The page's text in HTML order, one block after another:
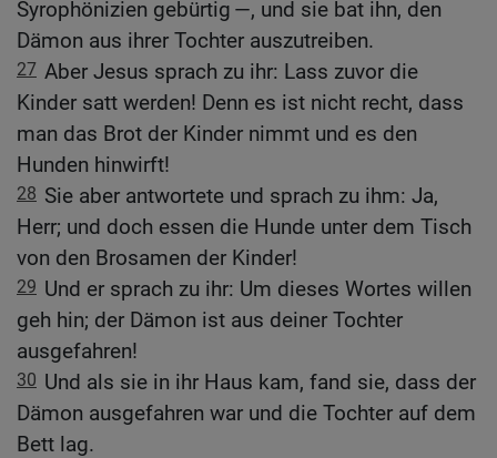
Syrophönizien gebürtig —, und sie bat ihn, den
Dämon aus ihrer Tochter auszutreiben.
27 Aber Jesus sprach zu ihr: Lass zuvor die
Kinder satt werden! Denn es ist nicht recht, dass
man das Brot der Kinder nimmt und es den
Hunden hinwirft!
28 Sie aber antwortete und sprach zu ihm: Ja,
Herr; und doch essen die Hunde unter dem Tisch
von den Brosamen der Kinder!
29 Und er sprach zu ihr: Um dieses Wortes willen
geh hin; der Dämon ist aus deiner Tochter
ausgefahren!
30 Und als sie in ihr Haus kam, fand sie, dass der
Dämon ausgefahren war und die Tochter auf dem
Bett lag.